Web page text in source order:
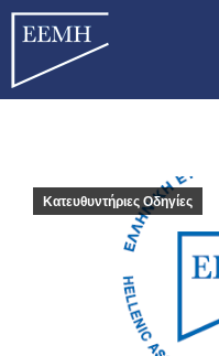
Κατευθυντήριες Οδηγίες